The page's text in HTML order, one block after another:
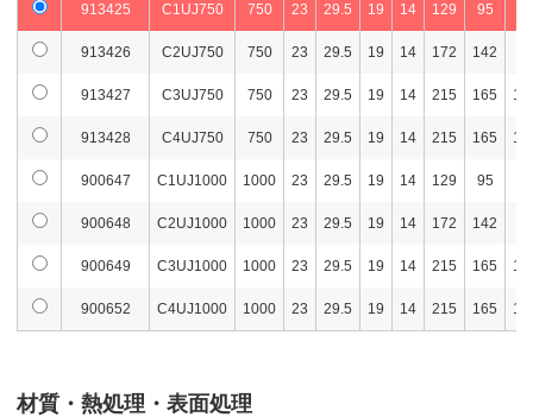
913425 C1UJ750 750 23 29.5 19 14 129 95
913426 C2UJ750 750 23 29.5 19 14 172 142
913427 C3UJ750 750 23 29.5 19 14 215 165
913428 C4UJ750 750 23 29.5 19 14 215 165
900647 C1UJ1000 1000 23 29.5 19 14 129 95
900648 C2UJ1000 1000 23 29.5 19 14 172 142
900649 C3UJ1000 1000 23 29.5 19 14 215 165
900652 C4UJ1000 1000 23 29.5 19 14 215 165
材質・熱処理・表面処理